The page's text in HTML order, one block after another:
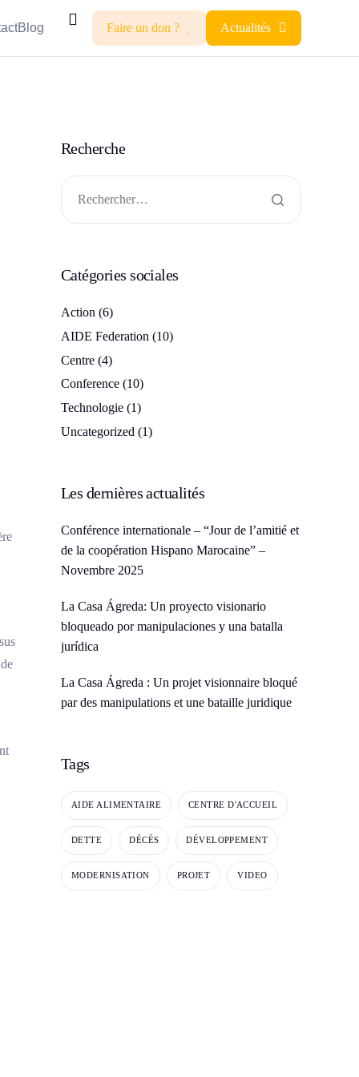
Blog Faire un don ? Actualités
Recherche
Catégories sociales
Action (6)
AIDE Federation (10)
Centre (4)
Conference (10)
Technologie (1)
Uncategorized (1)
Les dernières actualités
Conférence internationale – “Jour de l’amitié et
de la coopération Hispano Marocaine” –
Novembre 2025
La Casa Ágreda: Un proyecto visionario
bloqueado por manipulaciones y una batalla
jurídica
La Casa Ágreda : Un projet visionnaire bloqué
par des manipulations et une bataille juridique
Tags
AIDE ALIMENTAIRE CENTRE D'ACCUEIL
DETTE DÉCÈS DÉVELOPPEMENT
MODERNISATION PROJET VIDEO